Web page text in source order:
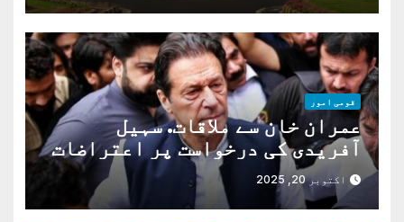
قومی امور
عمران خان سے ملاقات. سہیل
آفریدی کی درخواست پر اعتراضات
دوراکتوبر 20, 2025